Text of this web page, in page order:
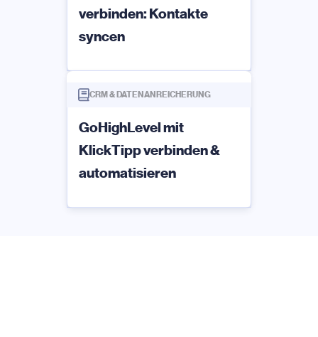
verbinden: Kontakte
syncen
CRM & DATENANREICHERUNG
GoHighLevel mit
KlickTipp verbinden &
automatisieren